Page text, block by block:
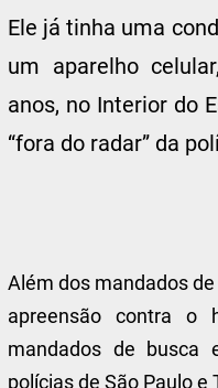
Ele já tinha uma
um aparelho
anos, no Interior do
“fora do radar” da
Além dos mandados
apreensão contra o
mandados de busca
polícias de São Paulo e